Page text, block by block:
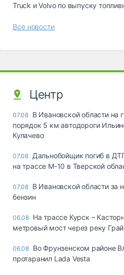
Truck и Volvo по выпуску
Все новости
Центр
07.08 В Ивановской области на
порядок 5 км автодороги
Кулачево
07.08 Дальнобойщик погиб в
на трассе М-10 в Тверской
07.08 В Ивановской области за
бензин
06.08 На трассе Курск –
метровый мост через реку
06.08 Во Фрунзенском районе
протаранил Lada Vesta